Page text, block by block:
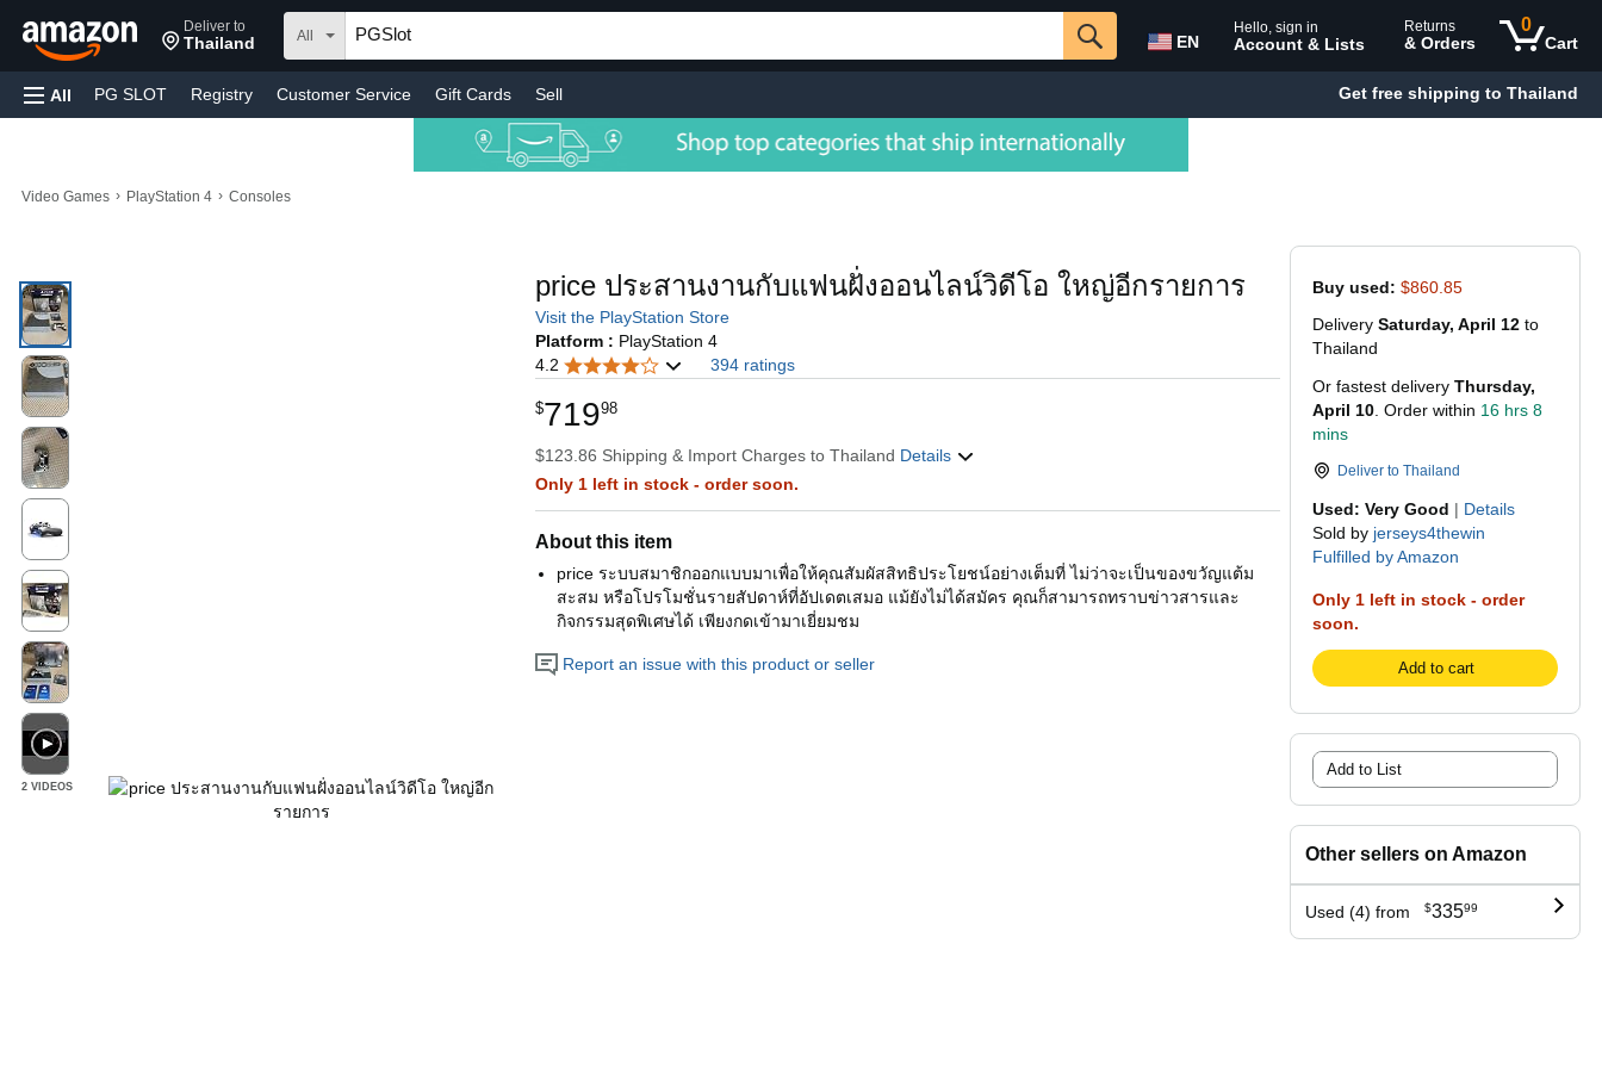
Deliver to
Thailand All EN
Hello, sign in
Account & Lists
Returns
& Orders
0
Cart
All PG SLOT Registry Customer Service Gift Cards Sell Get free shipping to Thailand
Video Games › PlayStation 4 › Consoles
Buy used: $860.85
Delivery Saturday, April 12 to
Thailand
Or fastest delivery Thursday,
April 10 . Order within 16 hrs 8
mins
Deliver to Thailand
Used: Very Good | Details
Sold by jerseys4thewin
Fulfilled by Amazon
Only 1 left in stock - order
soon.
Add to cart
Add to List
Other sellers on Amazon
Used (4) from $33599
2 VIDEOS
price ประสานงานกับแฟนฝั่งออนไลน์วิดีโอ ใหญ่อีกรายการ
Visit the PlayStation Store
Platform : PlayStation 4
4.2
394 ratings
$71998
$123.86 Shipping & Import Charges to Thailand Details
Only 1 left in stock - order soon.
About this item
price ระบบสมาชิกออกแบบมาเพื่อให้คุณสัมผัสสิทธิประโยชน์อย่างเต็มที่ ไม่ว่าจะเป็นของขวัญแต้ม
สะสม หรือโปรโมชั่นรายสัปดาห์ที่อัปเดตเสมอ แม้ยังไม่ได้สมัคร คุณก็สามารถทราบข่าวสารและ
กิจกรรมสุดพิเศษได้ เพียงกดเข้ามาเยี่ยมชม
Report an issue with this product or seller